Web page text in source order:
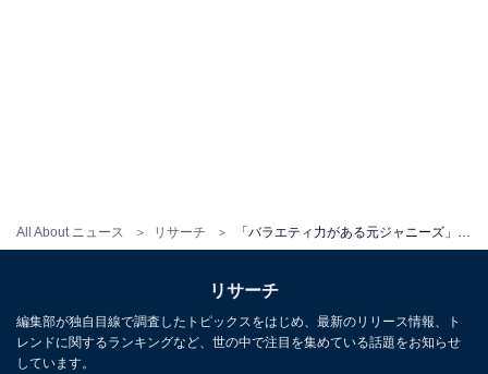
All About ニュース リサーチ 「バラエティ力がある元ジャニーズ」ランキング！ 3位 草なぎ剛、2位 手越祐也、1位は？
リサーチ
編集部が独自目線で調査したトピックスをはじめ、最新のリリース情報、ト
レンドに関するランキングなど、世の中で注目を集めている話題をお知らせ
しています。